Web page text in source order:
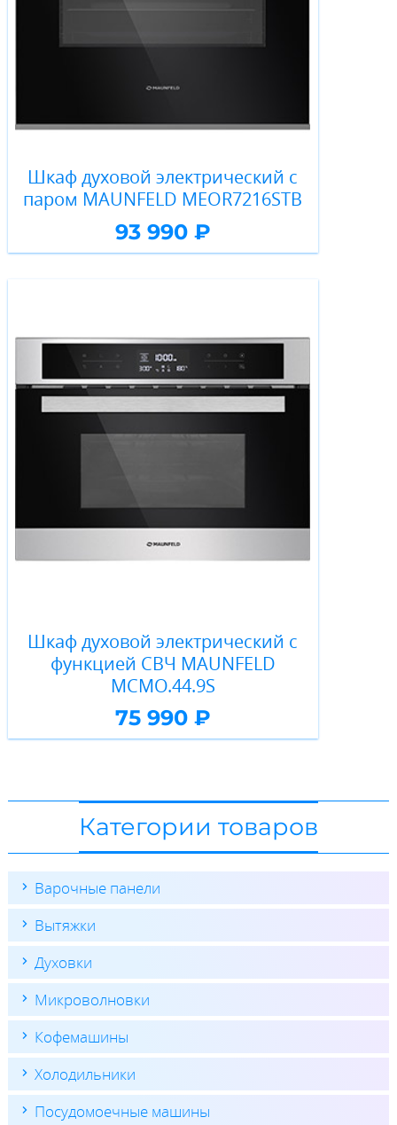
Шкаф духовой электрический с
паром MAUNFELD MEOR7216STB
93 990 ₽
Шкаф духовой электрический с
функцией СВЧ MAUNFELD
MCMO.44.9S
75 990 ₽
Категории товаров
Варочные панели
Вытяжки
Духовки
Микроволновки
Кофемашины
Холодильники
Посудомоечные машины